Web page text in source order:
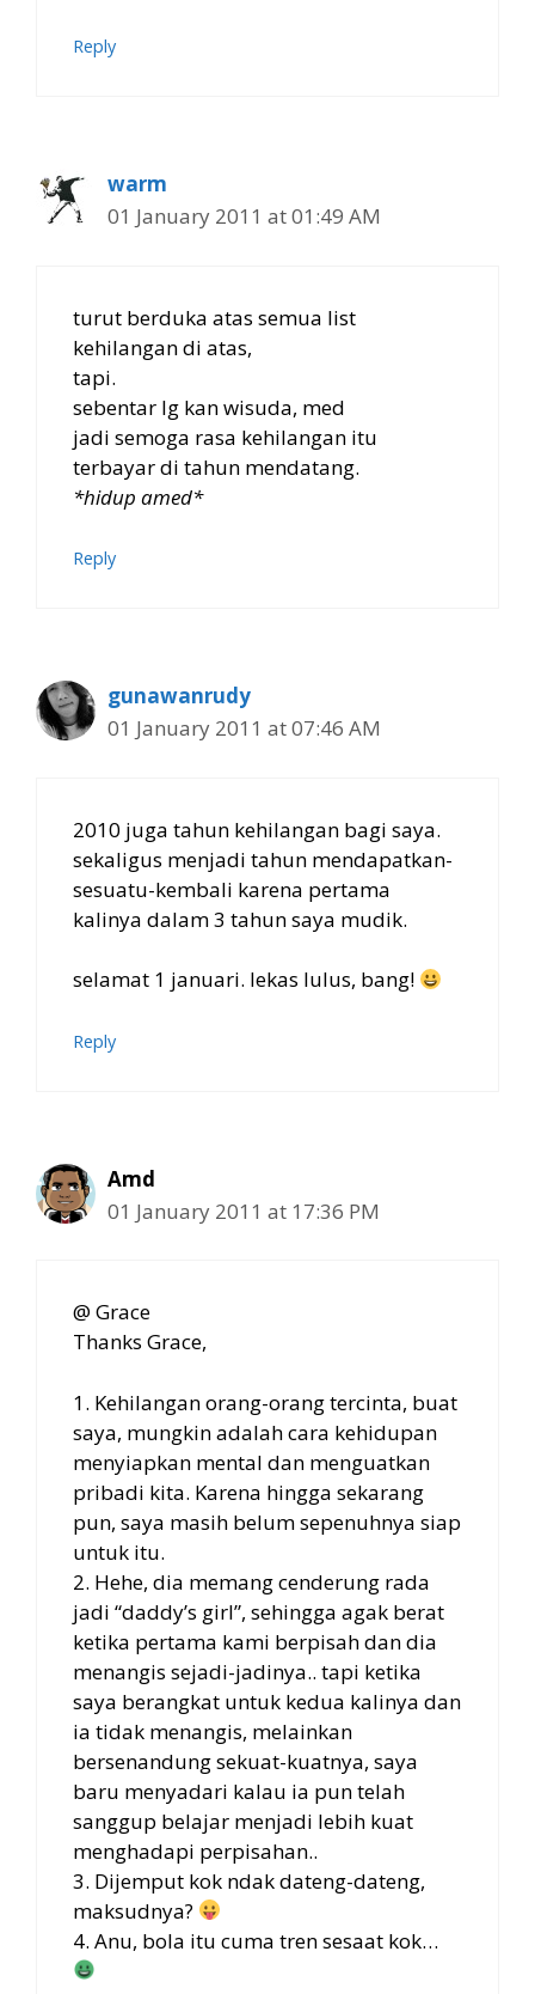
Reply
warm
01 January 2011 at 01:49 AM
turut berduka atas semua list
kehilangan di atas,
tapi.
sebentar lg kan wisuda, med
jadi semoga rasa kehilangan itu
terbayar di tahun mendatang.
*hidup amed*
Reply
gunawanrudy
01 January 2011 at 07:46 AM
2010 juga tahun kehilangan bagi saya.
sekaligus menjadi tahun mendapatkan-
sesuatu-kembali karena pertama
kalinya dalam 3 tahun saya mudik.
selamat 1 januari. lekas lulus, bang!
Reply
Amd
01 January 2011 at 17:36 PM
@ Grace
Thanks Grace,
1. Kehilangan orang-orang tercinta, buat
saya, mungkin adalah cara kehidupan
menyiapkan mental dan menguatkan
pribadi kita. Karena hingga sekarang
pun, saya masih belum sepenuhnya siap
untuk itu.
2. Hehe, dia memang cenderung rada
jadi “daddy’s girl”, sehingga agak berat
ketika pertama kami berpisah dan dia
menangis sejadi-jadinya.. tapi ketika
saya berangkat untuk kedua kalinya dan
ia tidak menangis, melainkan
bersenandung sekuat-kuatnya, saya
baru menyadari kalau ia pun telah
sanggup belajar menjadi lebih kuat
menghadapi perpisahan..
3. Dijemput kok ndak dateng-dateng,
maksudnya?
4. Anu, bola itu cuma tren sesaat kok…